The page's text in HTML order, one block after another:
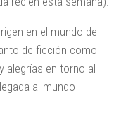
en el mundo del
de ficción como
alegrías en torno al
al mundo